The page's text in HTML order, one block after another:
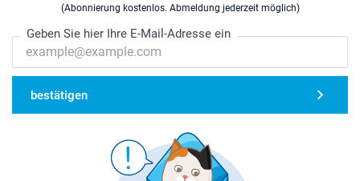
(Abonnierung kostenlos. Abmeldung jederzeit möglich)
Geben Sie hier Ihre E-Mail-Adresse ein
bestätigen